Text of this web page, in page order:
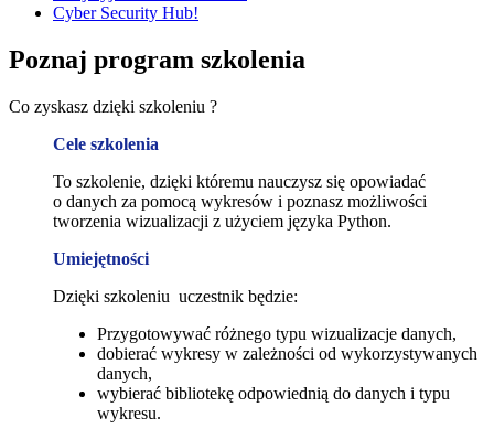
Cyber Security Hub!
Poznaj program szkolenia
Co zyskasz dzięki szkoleniu ?
Cele szkolenia
To szkolenie, dzięki któremu nauczysz się opowiadać
o danych za pomocą wykresów i poznasz możliwości
tworzenia wizualizacji z użyciem języka Python.
Umiejętności
Dzięki szkoleniu uczestnik będzie:
Przygotowywać różnego typu wizualizacje danych,
dobierać wykresy w zależności od wykorzystywanych
danych,
wybierać bibliotekę odpowiednią do danych i typu
wykresu.